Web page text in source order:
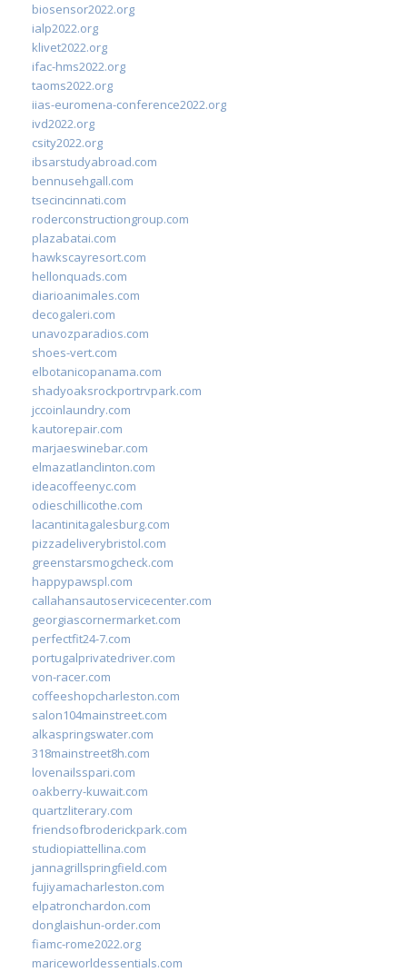
biosensor2022.org
ialp2022.org
klivet2022.org
ifac-hms2022.org
taoms2022.org
iias-euromena-conference2022.org
ivd2022.org
csity2022.org
ibsarstudyabroad.com
bennusehgall.com
tsecincinnati.com
roderconstructiongroup.com
plazabatai.com
hawkscayresort.com
hellonquads.com
diarioanimales.com
decogaleri.com
unavozparadios.com
shoes-vert.com
elbotanicopanama.com
shadyoaksrockportrvpark.com
jccoinlaundry.com
kautorepair.com
marjaeswinebar.com
elmazatlanclinton.com
ideacoffeenyc.com
odieschillicothe.com
lacantinitagalesburg.com
pizzadeliverybristol.com
greenstarsmogcheck.com
happypawspl.com
callahansautoservicecenter.com
georgiascornermarket.com
perfectfit24-7.com
portugalprivatedriver.com
von-racer.com
coffeeshopcharleston.com
salon104mainstreet.com
alkaspringswater.com
318mainstreet8h.com
lovenailsspari.com
oakberry-kuwait.com
quartzliterary.com
friendsofbroderickpark.com
studiopiattellina.com
jannagrillspringfield.com
fujiyamacharleston.com
elpatronchardon.com
donglaishun-order.com
fiamc-rome2022.org
mariceworldessentials.com